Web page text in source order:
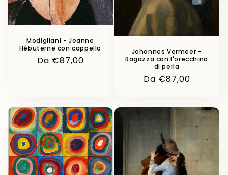
Modigliani - Jeanne
Hébuterne con cappello
Prezzo
Da €87,00
Johannes Vermeer -
Ragazza con l'orecchino
di perla
Prezzo
Da €87,00